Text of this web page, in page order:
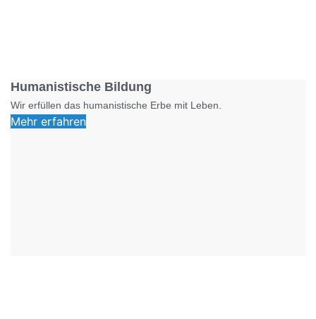
Humanistische Bildung
Wir erfüllen das humanistische Erbe mit Leben.
Mehr erfahren